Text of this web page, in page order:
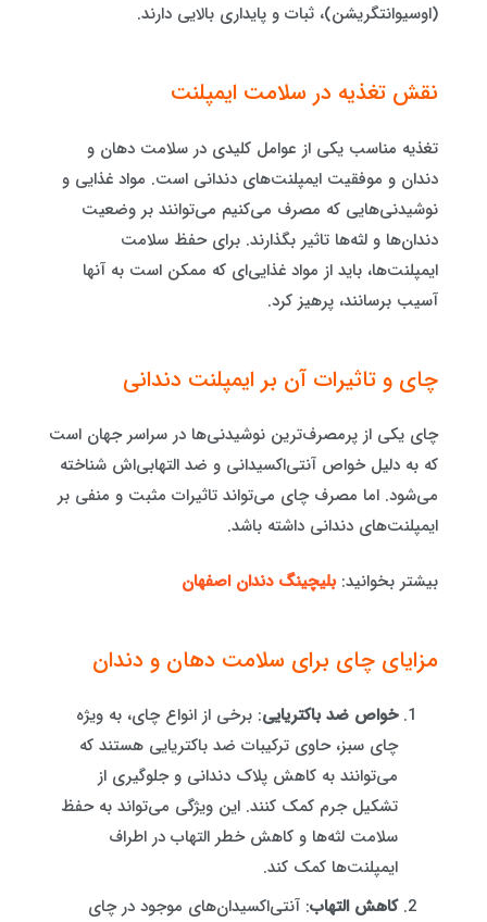
(اوسیوانتگریشن)، ثبات و پایداری بالایی دارند.
نقش تغذیه در سلامت ایمپلنت
تغذیه مناسب یکی از عوامل کلیدی در سلامت دهان و
دندان و موفقیت ایمپلنت‌های دندانی است. مواد غذایی و
نوشیدنی‌هایی که مصرف می‌کنیم می‌توانند بر وضعیت
دندان‌ها و لثه‌ها تاثیر بگذارند. برای حفظ سلامت
ایمپلنت‌ها، باید از مواد غذایی‌ای که ممکن است به آنها
آسیب برسانند، پرهیز کرد.
چای و تاثیرات آن بر ایمپلنت دندانی
چای یکی از پرمصرف‌ترین نوشیدنی‌ها در سراسر جهان است
که به دلیل خواص آنتی‌اکسیدانی و ضد التهابی‌اش شناخته
می‌شود. اما مصرف چای می‌تواند تاثیرات مثبت و منفی بر
ایمپلنت‌های دندانی داشته باشد.
بیشتر بخوانید:بلیچینگ دندان اصفهان
مزایای چای برای سلامت دهان و دندان
خواص ضد باکتریایی: برخی از انواع چای، به ویژه
چای سبز، حاوی ترکیبات ضد باکتریایی هستند که
می‌توانند به کاهش پلاک دندانی و جلوگیری از
تشکیل جرم کمک کنند. این ویژگی می‌تواند به حفظ
سلامت لثه‌ها و کاهش خطر التهاب در اطراف
ایمپلنت‌ها کمک کند.
کاهش التهاب: آنتی‌اکسیدان‌های موجود در چای